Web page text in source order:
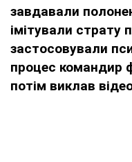
завдавали
імітували страту
застосовували
процес командир
потім виклав